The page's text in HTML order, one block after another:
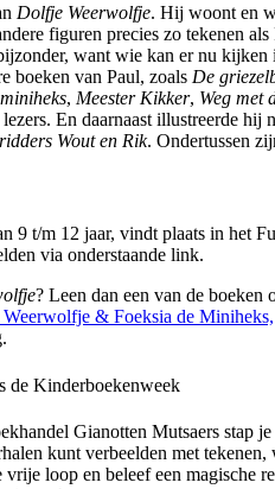
Dolfje Weerwolfje. Hij woont en
figuren precies zo tekenen
want wie kan er nu kijken
boeken van Paul, zoals De
, Meester Kikker, Weg met
En daarnaast illustreerde hij
ridders Wout en Rik. Ondertussen
9 t/m 12 jaar, vindt plaats in het
via onderstaande link.
? Leen dan een van de boeken
& Foeksia de Miniheks,
de Kinderboekenweek
Gianotten Mutsaers stap
kunt verbeelden met
vrije loop en beleef een magische